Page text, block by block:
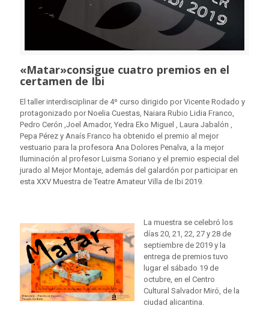
«Matar»consigue cuatro premios en el
certamen de Ibi
El taller interdisciplinar de 4º curso dirigido por Vicente Rodado y
protagonizado por Noelia Cuestas, Naiara Rubio Lidia Franco,
Pedro Cerón ,Joel Amador, Yedra Eko Miguel , Laura Jabalón ,
Pepa Pérez y Anaís Franco ha obtenido el premio al mejor
vestuario para la profesora Ana Dolores Penalva, a la mejor
Iluminación al profesor Luisma Soriano y el premio especial del
jurado al Mejor Montaje, además del galardón por participar en
esta XXV Muestra de Teatre Amateur Villa de Ibi 2019.
La muestra se celebró los
días 20, 21, 22, 27 y 28 de
septiembre de 2019 y la
entrega de premios tuvo
lugar el sábado 19 de
octubre, en el Centro
Cultural Salvador Miró, de la
ciudad alicantina.